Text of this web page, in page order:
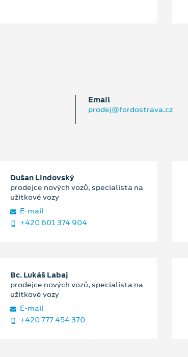
Email
prodej@fordostrava.cz
Dušan Lindovský
prodejce nových vozů, specialista na
užitkové vozy
E‑mail
+420 601 374 904
Bc. Lukáš Labaj
prodejce nových vozů, specialista na
užitkové vozy
E‑mail
+420 777 454 370